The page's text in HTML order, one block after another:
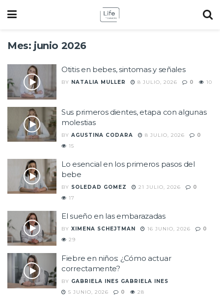
Mes: junio 2026
Otitis en bebes, sintomas y señales
BY NATALIA MULLER 8 JULIO, 2026 0 10
Sus primeros dientes, etapa con algunas
molestias
BY AGUSTINA CODARA 8 JULIO, 2026
0
15
Lo esencial en los primeros pasos del
bebe
BY SOLEDAD GOMEZ 21 JULIO, 2026
0
17
El sueño en las embarazadas
BY XIMENA SCHEJTMAN 16 JUNIO, 2026
0
29
Fiebre en niños: ¿Cómo actuar
correctamente?
BY GABRIELA INES GABRIELA INES
5 JUNIO, 2026
0 28